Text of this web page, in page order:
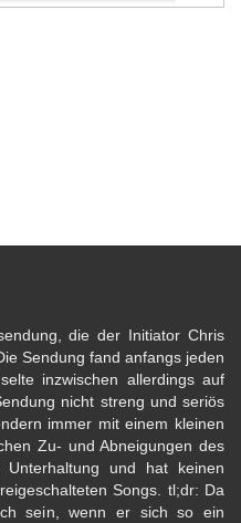
die der Initiator Chris
Sendung fand anfangs jeden
inzwischen allerdings auf
nicht streng und seriös
immer mit einem kleinen
Zu- und Abneigungen des
und hat keinen
Songs. tl;dr: Da
sein, wenn er sich so ein